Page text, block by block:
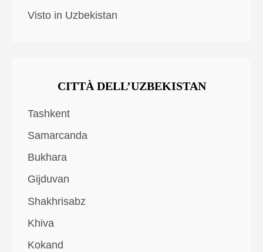
Visto in Uzbekistan
CITTÀ DELL’UZBEKISTAN
Tashkent
Samarcanda
Bukhara
Gijduvan
Shakhrisabz
Khiva
Kokand